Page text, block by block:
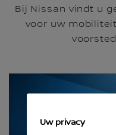
Bij Nissan vindt u
voor uw
Uw privacy